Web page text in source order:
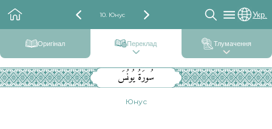
10. Юнус Укр.
Оригінал Переклад Тлумачення
سُورَةُ يُونُسَ
Юнус